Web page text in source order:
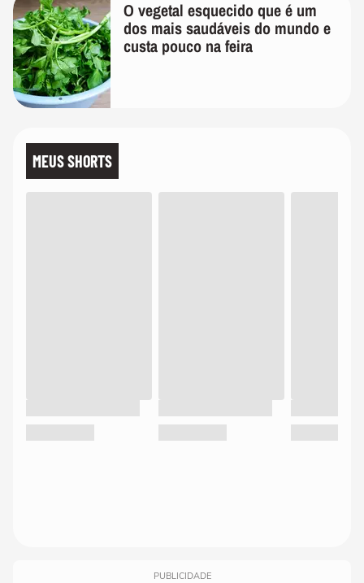
O vegetal esquecido que é um
dos mais saudáveis do mundo e
custa pouco na feira
MEUS SHORTS
PUBLICIDADE